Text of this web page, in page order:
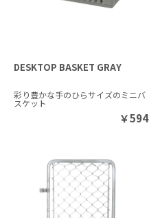
DESKTOP BASKET GRAY
彩り豊かな手のひらサイズのミニバ
スケット
￥594